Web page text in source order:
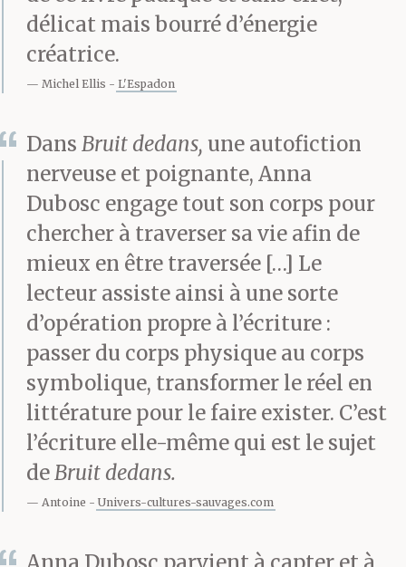
les mystères de
l’univers. Asia retire un
écouteur et se penche
entre les
deux banquettes :
– On arrive bientôt,
maman ?
– Oui, oui, on est
presque arrivé.
– Dans combien de
temps ?
délicat mais bourré d’énergie
créatrice.
Michel Ellis L'Espadon
Dans Bruit dedans, une autofiction
nerveuse et poignante, Anna
Dubosc engage tout son corps pour
chercher à traverser sa vie afin de
mieux en être traversée […] Le
lecteur assiste ainsi à une sorte
d’opération propre à l’écriture :
passer du corps physique au corps
symbolique, transformer le réel en
littérature pour le faire exister. C’est
l’écriture elle-même qui est le sujet
deBruit dedans.
Antoine Univers-cultures-sauvages.com